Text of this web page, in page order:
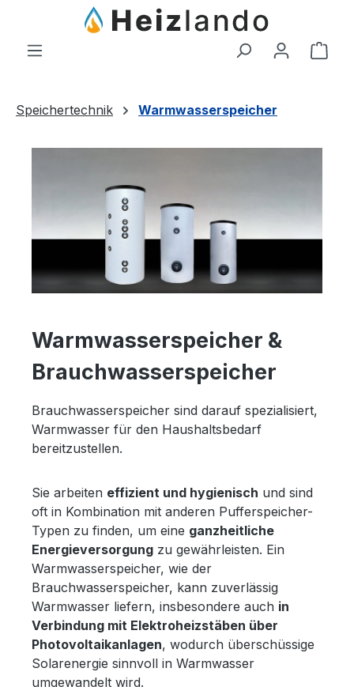
Zum Hauptinhalt springen
Speichertechnik Warmwasserspeicher
Warmwasserspeicher &
Brauchwasserspeicher
Brauchwasserspeicher sind darauf spezialisiert,
Warmwasser für den Haushaltsbedarf
bereitzustellen.
Sie arbeiten effizient und hygienisch und sind
oft in Kombination mit anderen Pufferspeicher-
Typen zu finden, um eine ganzheitliche
Energieversorgung zu gewährleisten. Ein
Warmwasserspeicher, wie der
Brauchwasserspeicher, kann zuverlässig
Warmwasser liefern, insbesondere auch in
Verbindung mit Elektroheizstäben über
Photovoltaikanlagen, wodurch überschüssige
Solarenergie sinnvoll in Warmwasser
umgewandelt wird.